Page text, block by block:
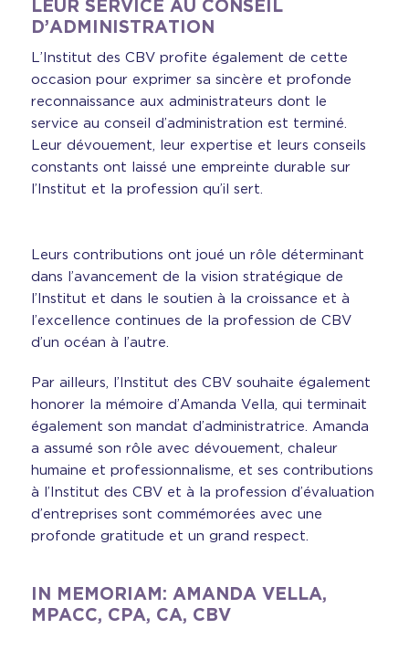
LEUR SERVICE AU CONSEIL
D’ADMINISTRATION
L’Institut des CBV profite également de cette
occasion pour exprimer sa sincère et profonde
reconnaissance aux administrateurs dont le
service au conseil d’administration est terminé.
Leur dévouement, leur expertise et leurs conseils
constants ont laissé une empreinte durable sur
l’Institut et la profession qu’il sert.
Leurs contributions ont joué un rôle déterminant
dans l’avancement de la vision stratégique de
l’Institut et dans le soutien à la croissance et à
l’excellence continues de la profession de CBV
d’un océan à l’autre.
Par ailleurs, l’Institut des CBV souhaite également
honorer la mémoire d’Amanda Vella, qui terminait
également son mandat d’administratrice. Amanda
a assumé son rôle avec dévouement, chaleur
humaine et professionnalisme, et ses contributions
à l’Institut des CBV et à la profession d’évaluation
d’entreprises sont commémorées avec une
profonde gratitude et un grand respect.
IN MEMORIAM: AMANDA VELLA,
MPACC, CPA, CA, CBV